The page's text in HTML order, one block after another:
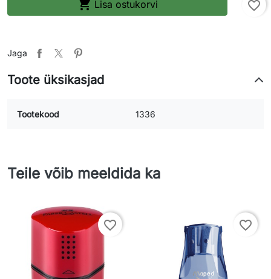
 Lisa ostukorvi favorite_border
Jaga
Toote üksikasjad
Tootekood 1336
Teile võib meeldida ka
favorite_border favorite_border